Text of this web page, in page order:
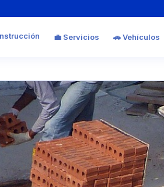
💼 Servicios 🚗 Vehículos